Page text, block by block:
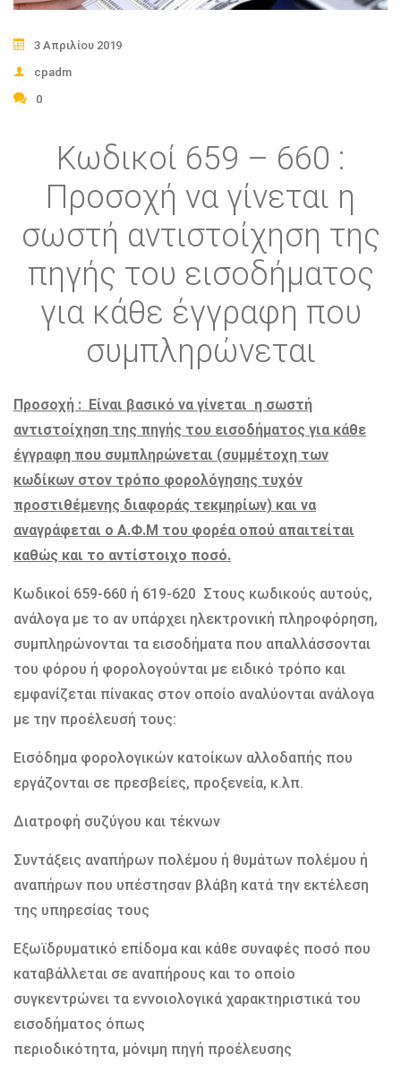
3 Απριλίου 2019
cpadm
0
Κωδικοί 659 – 660 :
Προσοχή να γίνεται η
σωστή αντιστοίχηση της
πηγής του εισοδήματος
για κάθε έγγραφη που
συμπληρώνεται
Προσοχή : Είναι βασικό να γίνεται η σωστή
αντιστοίχηση της πηγής του εισοδήματος για κάθε
έγγραφη που συμπληρώνεται (συμμέτοχη των
κωδίκων στον τρόπο φορολόγησης τυχόν
προστιθέμενης διαφοράς τεκμηρίων) και να
αναγράφεται ο Α.Φ.Μ του φορέα οπού απαιτείται
καθώς και το αντίστοιχο ποσό.
Κωδικοί 659-660 ή 619-620 Στους κωδικούς αυτούς,
ανάλογα με το αν υπάρχει ηλεκτρονική πληροφόρηση,
συμπληρώνονται τα εισοδήματα που απαλλάσσονται
του φόρου ή φορολογούνται με ειδικό τρόπο και
εμφανίζεται πίνακας στον οποίο αναλύονται ανάλογα
με την προέλευσή τους:
Εισόδημα φορολογικών κατοίκων αλλοδαπής που
εργάζονται σε πρεσβείες, προξενεία, κ.λπ.
Διατροφή συζύγου και τέκνων
Συντάξεις αναπήρων πολέμου ή θυμάτων πολέμου ή
αναπήρων που υπέστησαν βλάβη κατά την εκτέλεση
της υπηρεσίας τους
Εξωϊδρυματικό επίδομα και κάθε συναφές ποσό που
καταβάλλεται σε αναπήρους και το οποίο
συγκεντρώνει τα εννοιολογικά χαρακτηριστικά του
εισοδήματος όπως
περιοδικότητα, μόνιμη πηγή προέλευσης